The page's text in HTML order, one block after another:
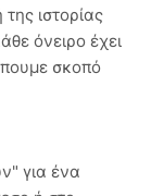
ιστορίας
όνειρο έχει
σκοπό
για ένα